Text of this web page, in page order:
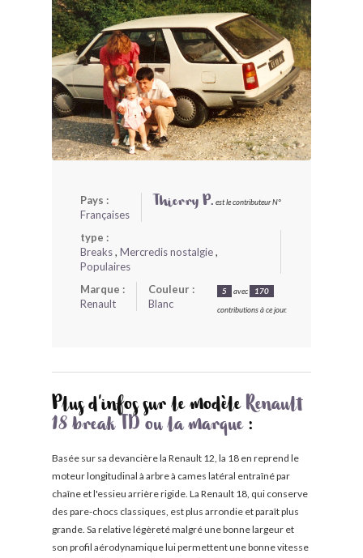
MODÈLES ET MARQUES
COMMENT FONCTIONNE BLV ?
Pays :
Françaises
type :
Breaks, Mercredis nostalgie,
Populaires
Marque :
Renault
Couleur :
Blanc
Thierry P. est le contributeur N°
5 avec 170
contributions à ce jour.
Plus d'infos sur le modèle Renault
18 break TD ou la marque:
Basée sur sa devancière la Renault 12, la 18 en reprend le
moteur longitudinal à arbre à cames latéral entraîné par
chaîne et l'essieu arrière rigide. La Renault 18, qui conserve
des pare-chocs classiques, est plus arrondie et paraît plus
grande. Sa relative légèreté malgré une bonne largeur et
son profil aérodynamique lui permettent une bonne vitesse